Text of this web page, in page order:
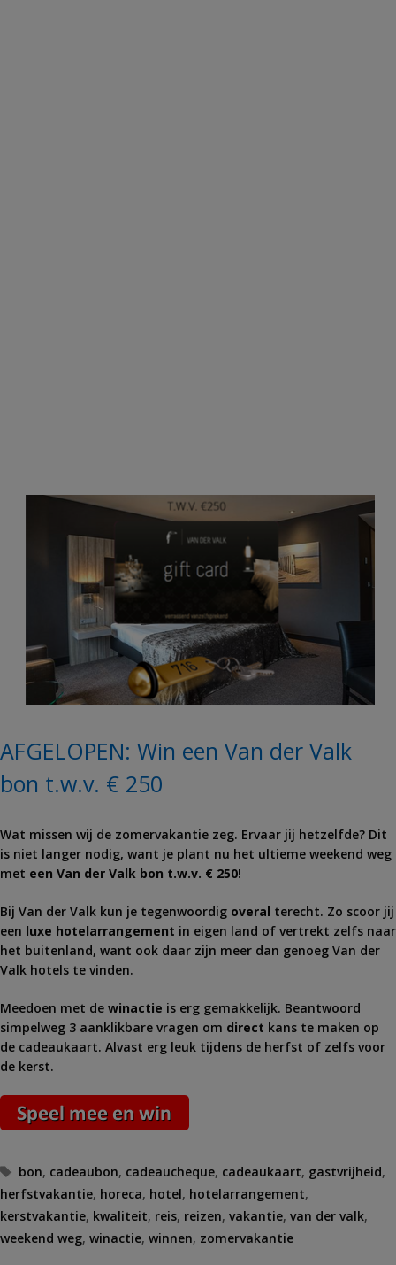
AFGELOPEN: Win een Van der Valk
bon t.w.v. € 250
Wat missen wij de zomervakantie zeg. Ervaar jij hetzelfde? Dit
is niet langer nodig, want je plant nu het ultieme weekend weg
met een Van der Valk bon t.w.v. € 250!
Bij Van der Valk kun je tegenwoordig overal terecht. Zo scoor jij
een luxe hotelarrangement in eigen land of vertrekt zelfs naar
het buitenland, want ook daar zijn meer dan genoeg Van der
Valk hotels te vinden.
Meedoen met de winactie is erg gemakkelijk. Beantwoord
simpelweg 3 aanklikbare vragen om direct kans te maken op
de cadeaukaart. Alvast erg leuk tijdens de herfst of zelfs voor
de kerst.
Tags
bon, cadeaubon, cadeaucheque, cadeaukaart, gastvrijheid,
herfstvakantie, horeca, hotel, hotelarrangement,
kerstvakantie, kwaliteit, reis, reizen, vakantie, van der valk,
weekend weg, winactie, winnen, zomervakantie